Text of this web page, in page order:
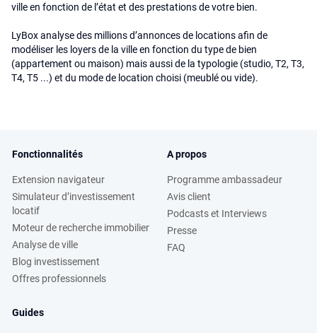
ville en fonction de l’état et des prestations de votre bien.
LyBox analyse des millions d’annonces de locations afin de
modéliser les loyers de la ville en fonction du type de bien
(appartement ou maison) mais aussi de la typologie (studio, T2, T3,
T4, T5 ...) et du mode de location choisi (meublé ou vide).
Fonctionnalités
Extension navigateur
Simulateur d’investissement
locatif
Moteur de recherche immobilier
Analyse de ville
Blog investissement
Offres professionnels
A propos
Programme ambassadeur
Avis client
Podcasts et Interviews
Presse
FAQ
Guides